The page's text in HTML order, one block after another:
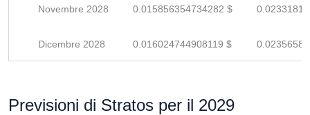
Novembre 2028 0.015856354734282 $
Dicembre 2028 0.016024744908119 $
Previsioni di Stratos per il 2029